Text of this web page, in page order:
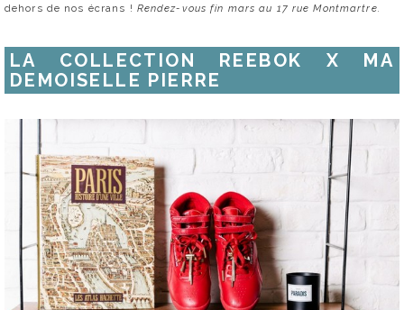
dehors de nos écrans ! Rendez-vous fin mars au 17 rue Montmartre.
LA COLLECTION REEBOK X MA
DEMOISELLE PIERRE